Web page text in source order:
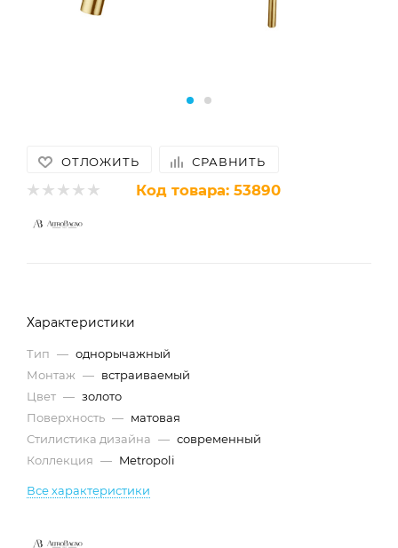
ОТЛОЖИТЬ СРАВНИТЬ
Код товара: 53890
Характеристики
Тип — однорычажный
Монтаж — встраиваемый
Цвет — золото
Поверхность — матовая
Стилистика дизайна — современный
Коллекция — Metropoli
Все характеристики